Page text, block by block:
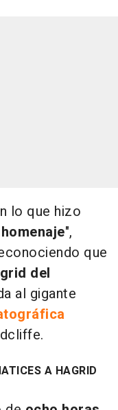
lo que hizo
",
que
del
al gigante
A HAGRID